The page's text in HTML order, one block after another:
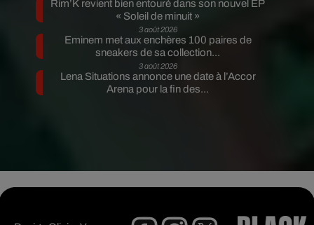
Rim’K revient bien entouré dans son nouvel EP
« Soleil de minuit »
3 août 2026
Eminem met aux enchères 100 paires de
sneakers de sa collection...
3 août 2026
Lena Situations annonce une date à l’Accor
Arena pour la fin des...